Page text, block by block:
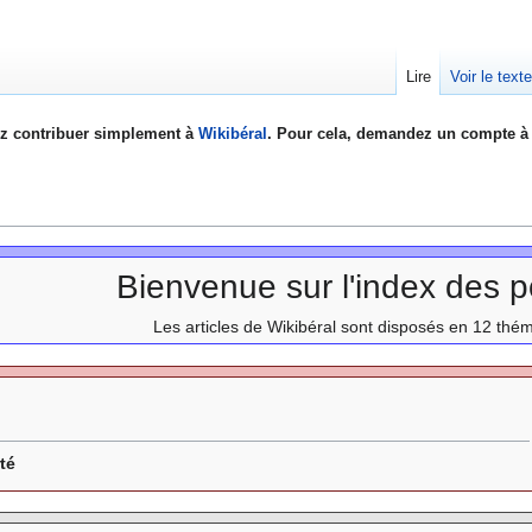
contribuer simplement à Wikibéral . Pour cela, demandez un compte
Bienvenue sur l'index des
Les articles de Wikibéral sont disposés en 12
Lire Voir le